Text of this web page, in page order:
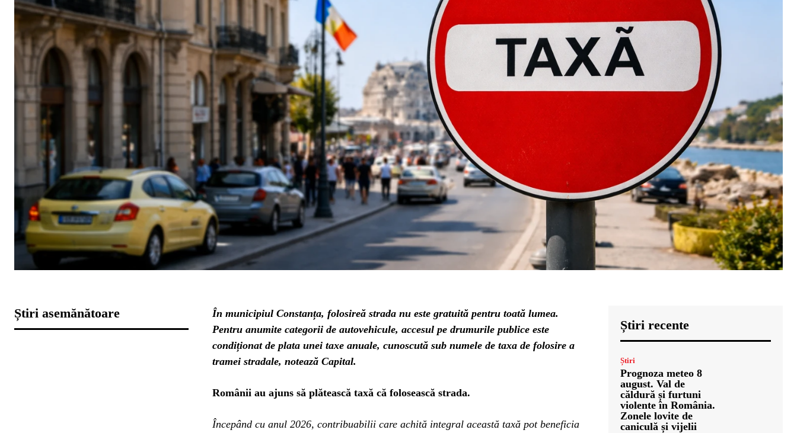
Știri asemănătoare
În municipiul Constanța, folosireă strada nu este gratuită pentru toată lumea.
Pentru anumite categorii de autovehicule, accesul pe drumurile publice este
condiționat de plata unei taxe anuale, cunoscută sub numele de taxa de folosire a
tramei stradale, notează Capital.
Românii au ajuns să plătească taxă că folosească strada.
Începând cu anul 2026, contribuabilii care achită integral această taxă pot beneficia
Știri recente
Știri
Prognoza meteo 8
august. Val de
căldură și furtuni
violente în România.
Zonele lovite de
caniculă și vijelii